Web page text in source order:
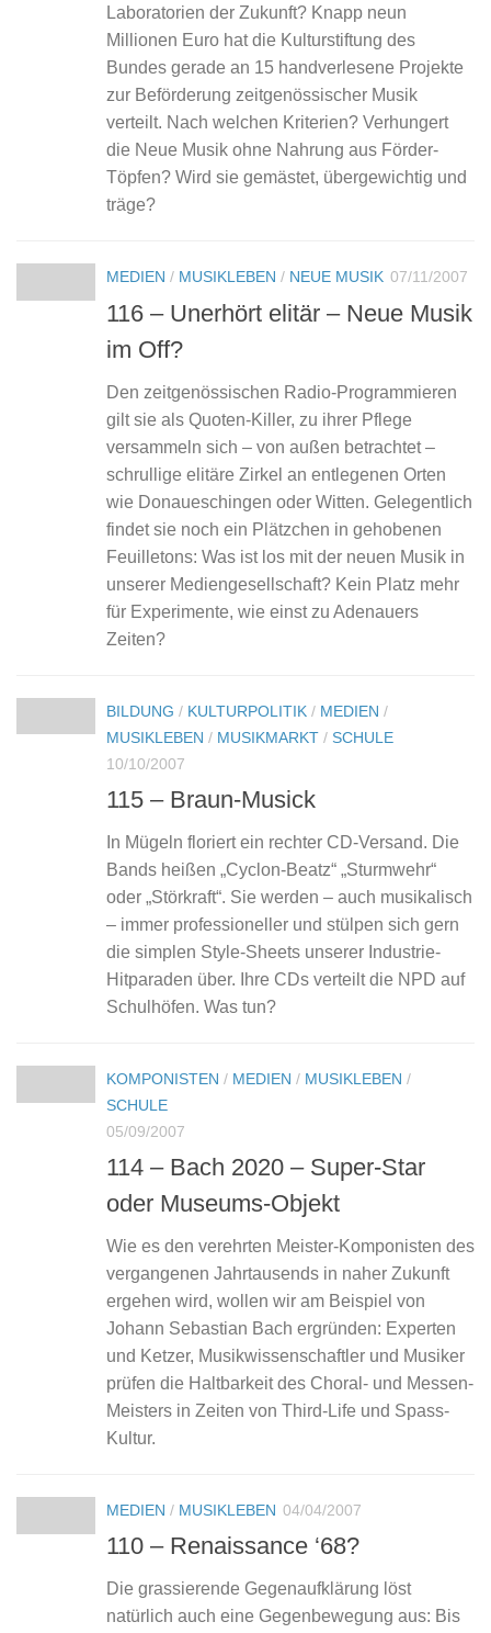
Laboratorien der Zukunft? Knapp neun
Millionen Euro hat die Kulturstiftung des
Bundes gerade an 15 handverlesene Projekte
zur Beförderung zeitgenössischer Musik
verteilt. Nach welchen Kriterien? Verhungert
die Neue Musik ohne Nahrung aus Förder-
Töpfen? Wird sie gemästet, übergewichtig und
träge?
MEDIEN / MUSIKLEBEN / NEUE MUSIK 07/11/2007
116 – Unerhört elitär – Neue Musik
im Off?
Den zeitgenössischen Radio-Programmieren
gilt sie als Quoten-Killer, zu ihrer Pflege
versammeln sich – von außen betrachtet –
schrullige elitäre Zirkel an entlegenen Orten
wie Donaueschingen oder Witten. Gelegentlich
findet sie noch ein Plätzchen in gehobenen
Feuilletons: Was ist los mit der neuen Musik in
unserer Mediengesellschaft? Kein Platz mehr
für Experimente, wie einst zu Adenauers
Zeiten?
BILDUNG / KULTURPOLITIK / MEDIEN /
MUSIKLEBEN / MUSIKMARKT / SCHULE
10/10/2007
115 – Braun-Musick
In Mügeln floriert ein rechter CD-Versand. Die
Bands heißen „Cyclon-Beatz“ „Sturmwehr“
oder „Störkraft“. Sie werden – auch musikalisch
– immer professioneller und stülpen sich gern
die simplen Style-Sheets unserer Industrie-
Hitparaden über. Ihre CDs verteilt die NPD auf
Schulhöfen. Was tun?
KOMPONISTEN / MEDIEN / MUSIKLEBEN /
SCHULE
05/09/2007
114 – Bach 2020 – Super-Star
oder Museums-Objekt
Wie es den verehrten Meister-Komponisten des
vergangenen Jahrtausends in naher Zukunft
ergehen wird, wollen wir am Beispiel von
Johann Sebastian Bach ergründen: Experten
und Ketzer, Musikwissenschaftler und Musiker
prüfen die Haltbarkeit des Choral- und Messen-
Meisters in Zeiten von Third-Life und Spass-
Kultur.
MEDIEN / MUSIKLEBEN 04/04/2007
110 – Renaissance ‘68?
Die grassierende Gegenaufklärung löst
natürlich auch eine Gegenbewegung aus: Bis